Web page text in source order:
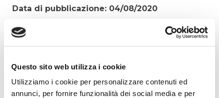
Questo sito web utilizza i cookie
Utilizziamo i cookie per personalizzare contenuti ed
annunci, per fornire funzionalità dei social media e per
Data di pubblicazione: 04/08/2020
CIG:
ZE01CEE20F
'Irisacqua srl P.I./C.F. 01070220312. - Ufficio
Oggetto: